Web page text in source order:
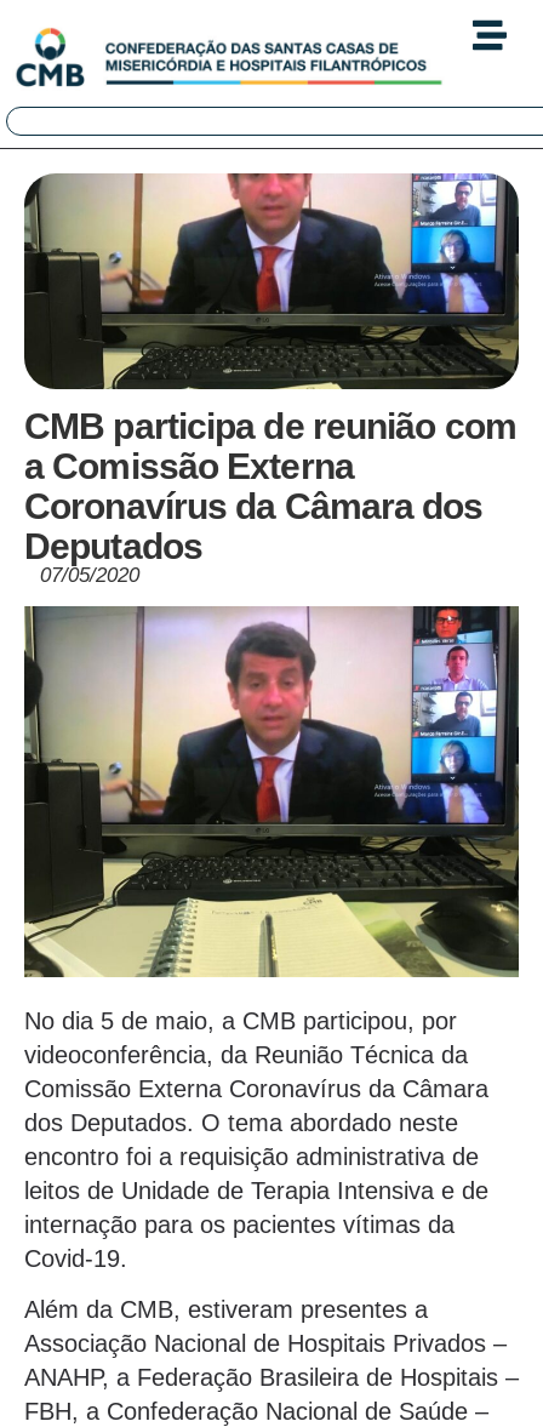
CMB participa de reunião com
a Comissão Externa
Coronavírus da Câmara dos
Deputados
07/05/2020
No dia 5 de maio, a CMB participou, por
videoconferência, da Reunião Técnica da
Comissão Externa Coronavírus da Câmara
dos Deputados. O tema abordado neste
encontro foi a requisição administrativa de
leitos de Unidade de Terapia Intensiva e de
internação para os pacientes vítimas da
Covid-19.
Além da CMB, estiveram presentes a
Associação Nacional de Hospitais Privados –
ANAHP, a Federação Brasileira de Hospitais –
FBH, a Confederação Nacional de Saúde –